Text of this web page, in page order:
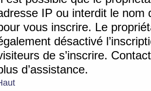
IP ou interdit le nom
vous inscrire. Le
désactivé
de s’inscrire.
d’assistance.